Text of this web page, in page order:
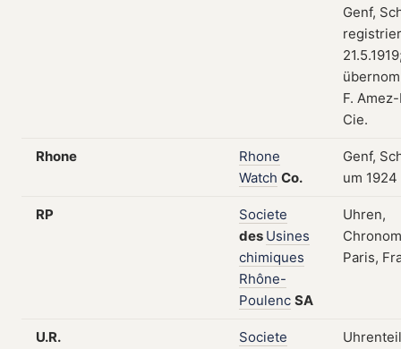
Genf,
F.
Cie.
Rhone
Rhone
Watch Co.
Genf,
um 1924
RP
Societe
des Usines
chimiques
Rhône-
Poulenc SA
Uhren,
Paris,
U.R.
Societe